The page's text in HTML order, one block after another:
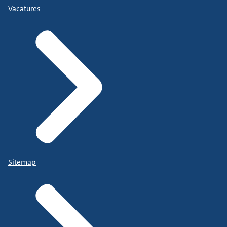
Vacatures
Sitemap